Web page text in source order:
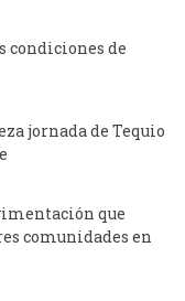
condiciones de
jornada de Tequio
que
comunidades en